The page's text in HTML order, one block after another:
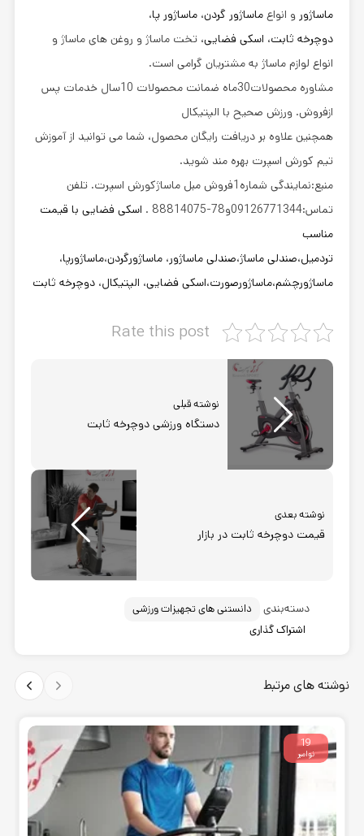
ماساژور و انواع ماساژور گردن، ماساژور پا،
دوچرخه ثابت، اسکی فضایی، تخت ماساژ و روغن های ماساژ و
انواع لوازم ماساژ به مشتریان گرامی است.
مشاوره محصولات30ماه
ضمانت
محصولات 10سال خدمات پس
ازفروش. ورزش صحیح با الپتیکال
همچنین علاوه بر دریافت رایگان محصول، شما می توانید از آموزش
تیم کورش اسپرت بهره مند شوید.
منبع:نمایندگی شماره1فروش مبل ماساژکورش اسپرت. تلفن
تماس:09126771344و78-88814075 .
اسکی فضایی با قیمت
مناسب
تردمیل،صندلی ماساژ،صندلی ماساژور، ماساژورگردن،ماساژورپا،
ماساژورچشم،ماساژورصورت،اسکی فضایی، الپتیکال، دوچرخه ثابت
Rate this post
نوشته قبلی
دستگاه ورزشی دوچرخه ثابت
نوشته بعدی
قیمت دوچرخه ثابت در بازار
دسته‌بندی
دانستنی های تجهیزات ورزشی
اشتراک گذاری
نوشته های مرتبط
19
نوامبر